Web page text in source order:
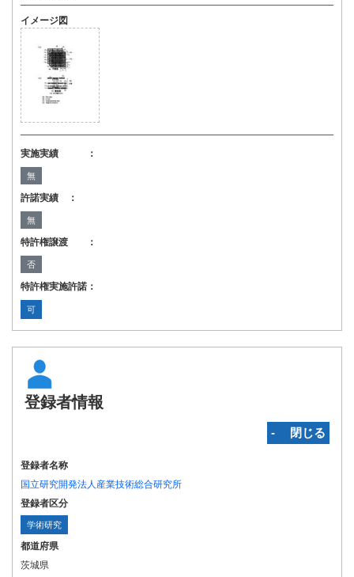
イメージ図
実施実績 ：
無
許諾実績 ：
無
特許権譲渡 ：
否
特許権実施許諾：
可
登録者情報
‐ 閉じる
登録者名称
国立研究開発法人産業技術総合研究所
登録者区分
学術研究
都道府県
茨城県